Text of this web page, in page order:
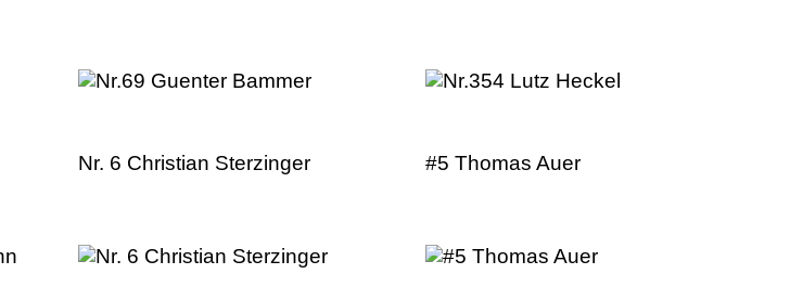
Nr. 6 Christian Sterzinger #5 Thomas Auer